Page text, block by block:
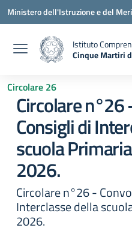
Vai ai contenuti
Vai al menu di navigazione
Vai al footer
Ministero dell'Istruzione e del
Istituto
Cinque Martiri
Circolare 26
Circolare n°26
Consigli di
scuola
2026.
Circolare n°26 -
Interclasse della
2026.